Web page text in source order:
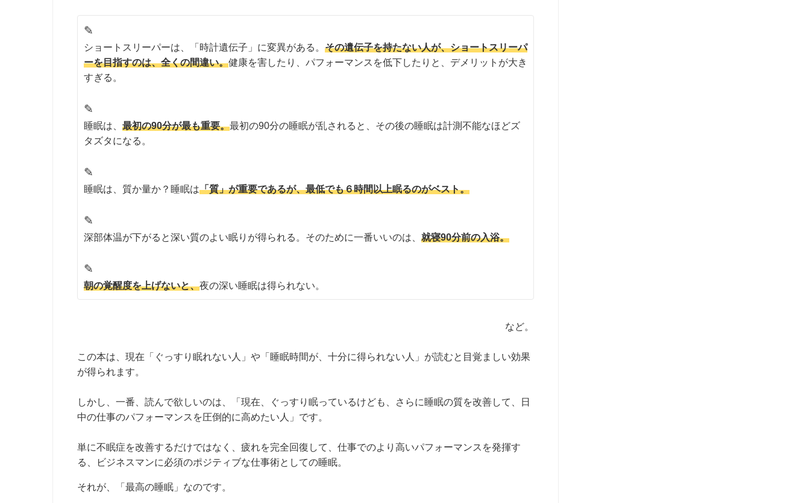
✎
ショートスリーパーは、「時計遺伝子」に変異がある。 その遺伝子を持たない人が、ショートスリーパ
ーを目指すのは、全くの間違い。健康を害したり、パフォーマンスを低下したりと、デメリットが大き
すぎる。
✎
睡眠は、 最初の90分が最も重要。最初の90分の睡眠が乱されると、その後の睡眠は計測不能なほどズ
タズタになる。
✎
睡眠は、質か量か？睡眠は「質」が重要であるが、最低でも６時間以上眠るのがベスト。
✎
深部体温が下がると深い質のよい眠りが得られる。そのために一番いいのは、 就寝90分前の入浴。
✎
朝の覚醒度を上げないと、夜の深い睡眠は得られない。
など。
この本は、現在「ぐっすり眠れない人」や「睡眠時間が、十分に得られない人」が読むと目覚ましい効果
が得られます。
しかし、一番、読んで欲しいのは、「現在、ぐっすり眠っているけども、さらに睡眠の質を改善して、日
中の仕事のパフォーマンスを圧倒的に高めたい人」です。
単に不眠症を改善するだけではなく、疲れを完全回復して、仕事でのより高いパフォーマンスを発揮す
る、ビジネスマンに必須のポジティブな仕事術としての睡眠。
それが、「最高の睡眠」なのです。